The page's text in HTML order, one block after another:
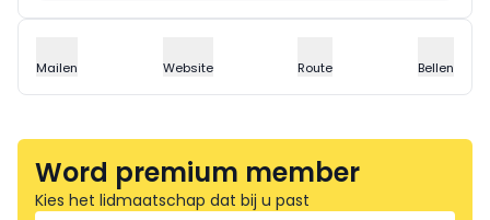
Mailen Website Route Bellen
Word premium member
Kies het lidmaatschap dat bij u past